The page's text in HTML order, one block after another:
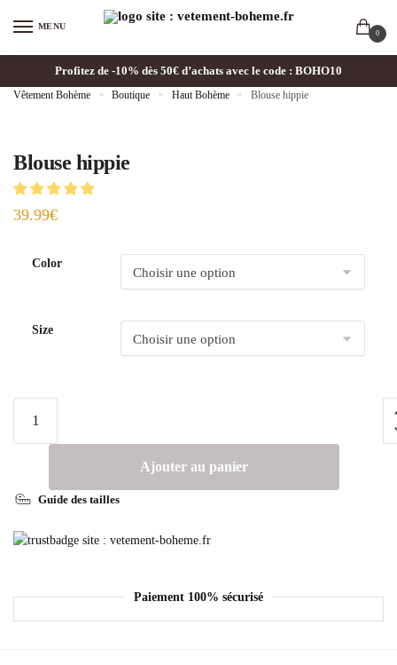
MENU
0
Profitez de -10% dès 50€ d’achats avec le code : BOHO10
Vêtement Bohème » Boutique » Haut Bohème » Blouse hippie
Blouse hippie
39.99€
Color
Size
Ajouter au panier
Guide des tailles
Paiement 100% sécurisé